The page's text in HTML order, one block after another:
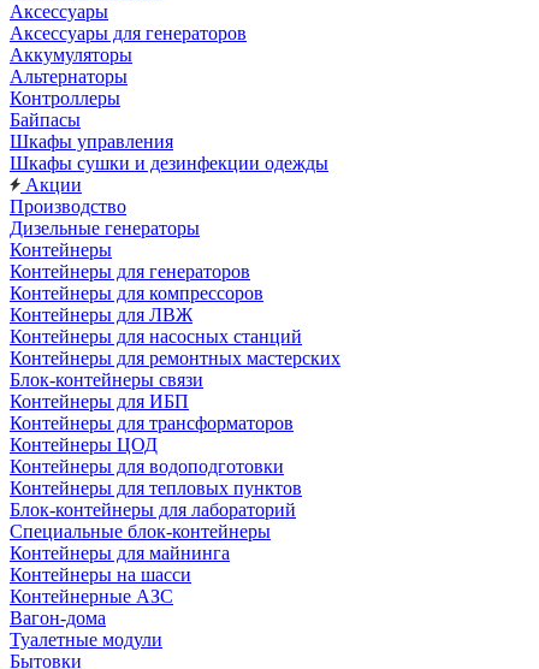
Аксессуары
Аксессуары для генераторов
Аккумуляторы
Альтернаторы
Контроллеры
Байпасы
Шкафы управления
Шкафы сушки и дезинфекции одежды
Акции
Производство
Дизельные генераторы
Контейнеры
Контейнеры для генераторов
Контейнеры для компрессоров
Контейнеры для ЛВЖ
Контейнеры для насосных станций
Контейнеры для ремонтных мастерских
Блок-контейнеры связи
Контейнеры для ИБП
Контейнеры для трансформаторов
Контейнеры ЦОД
Контейнеры для водоподготовки
Контейнеры для тепловых пунктов
Блок-контейнеры для лабораторий
Специальные блок-контейнеры
Контейнеры для майнинга
Контейнеры на шасси
Контейнерные АЗС
Вагон-дома
Туалетные модули
Бытовки